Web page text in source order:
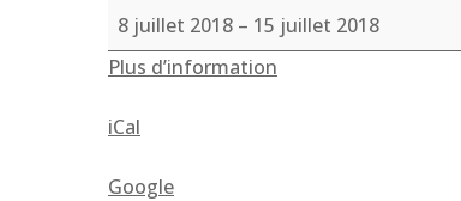
Symbiosum
Biodanza
8 juillet 2018 – 15 juillet 2018
Plus d’information
iCal
Google